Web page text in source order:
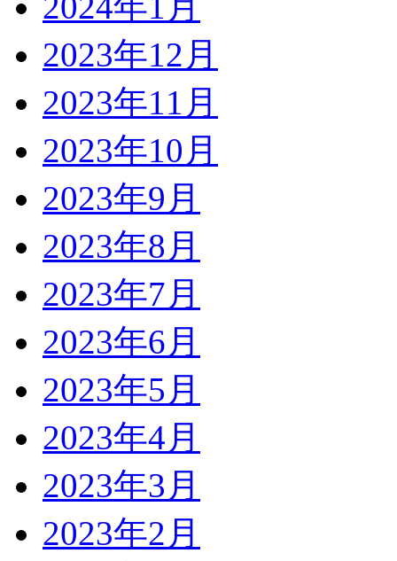
2023年12月
2023年11月
2023年10月
2023年9月
2023年8月
2023年7月
2023年6月
2023年5月
2023年4月
2023年3月
2023年2月